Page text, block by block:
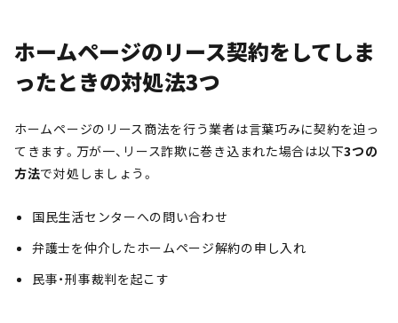
ホームページのリース契約をしてしま
ったときの対処法3つ
ホームページのリース商法を行う業者は言葉巧みに契約を迫っ
てきます。万が一、リース詐欺に巻き込まれた場合は以下3つの
方法で対処しましょう。
国民生活センターへの問い合わせ
弁護士を仲介したホームページ解約の申し入れ
民事・刑事裁判を起こす